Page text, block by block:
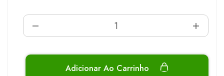
Adicionar Ao Carrinho